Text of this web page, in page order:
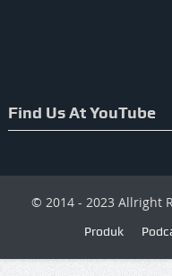
Find Us At YouTube
© 2014 - 2023 Allright
Produk